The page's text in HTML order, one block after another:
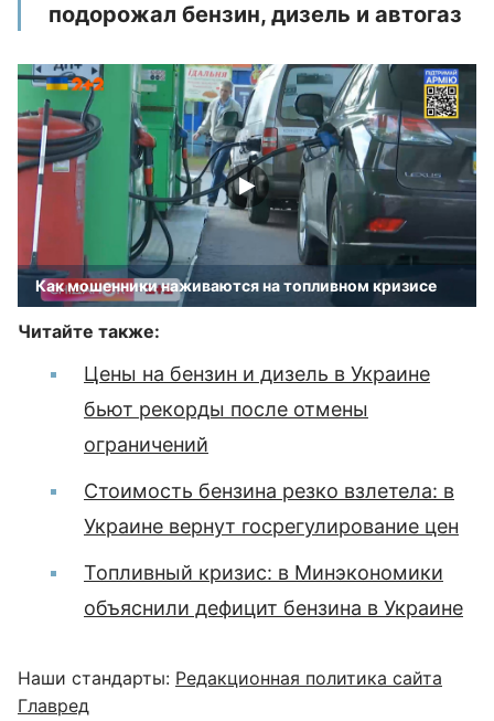
подорожал бензин, дизель и автогаз
Как мошенники наживаются на топливном кризисе
Читайте также:
Цены на бензин и дизель в Украине
бьют рекорды после отмены
ограничений
Стоимость бензина резко взлетела: в
Украине вернут госрегулирование цен
Топливный кризис: в Минэкономики
объяснили дефицит бензина в Украине
Наши стандарты: Редакционная политика сайта
Главред